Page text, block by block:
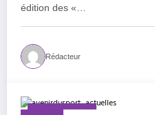
édition des «…
Rédacteur